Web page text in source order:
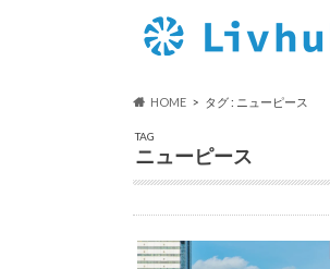
HOME タグ : ニューピース
TAG
ニューピース